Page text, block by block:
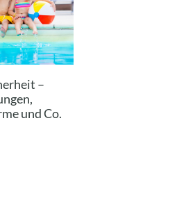
–
und Co.